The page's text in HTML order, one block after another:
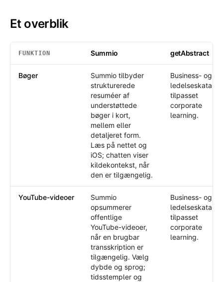
Et overblik
FUNKTION Summio getAbstract
Bøger
Summio tilbyder
strukturerede
resuméer af
understøttede
bøger i kort,
mellem eller
detaljeret form.
Læs på nettet og
iOS; chatten viser
kildekontekst, når
den er tilgængelig.
Business- og
ledelseskatalog
tilpasset
corporate
learning.
YouTube-videoer
Summio
opsummerer
offentlige
YouTube-videoer,
når en brugbar
transskription er
tilgængelig. Vælg
dybde og sprog;
tidsstempler og
Business- og
ledelseskatalog
tilpasset
corporate
learning.